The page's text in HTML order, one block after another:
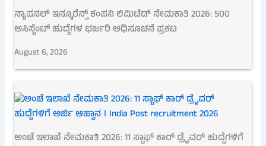
ನ್ಯಾಷನಲ್ ಇನ್ಶೂರೆನ್ಸ್ ಕಂಪನಿ ಲಿಮಿಟೆಡ್ ನೇಮಕಾತಿ 2026: 500
ಅಸಿಸ್ಟೆಂಟ್ ಹುದ್ದೆಗಳ ಭರ್ಜರಿ ಅಧಿಸೂಚನೆ ಪ್ರಕಟ
August 6, 2026
ಅಂಚೆ ಇಲಾಖೆ ನೇಮಕಾತಿ 2026: 11 ಸ್ಟಾಫ್ ಕಾರ್ ಡ್ರೈವರ್ ಹುದ್ದೆಗಳಿಗೆ